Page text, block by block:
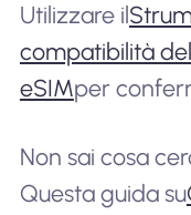
Utilizzare il
compatibilità
eSIMper
Non sai cosa
Questa guida su